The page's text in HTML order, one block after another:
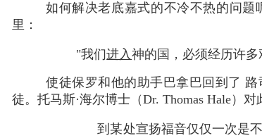
如何解决老底嘉式的不冷不热的问
里：
"我们进入神的国，必须经历许多
使徒保罗和他的助手巴拿巴回到了
徒。托马斯·海尔博士（Dr. Thomas Hale）
到某处宣扬福音仅仅一次是